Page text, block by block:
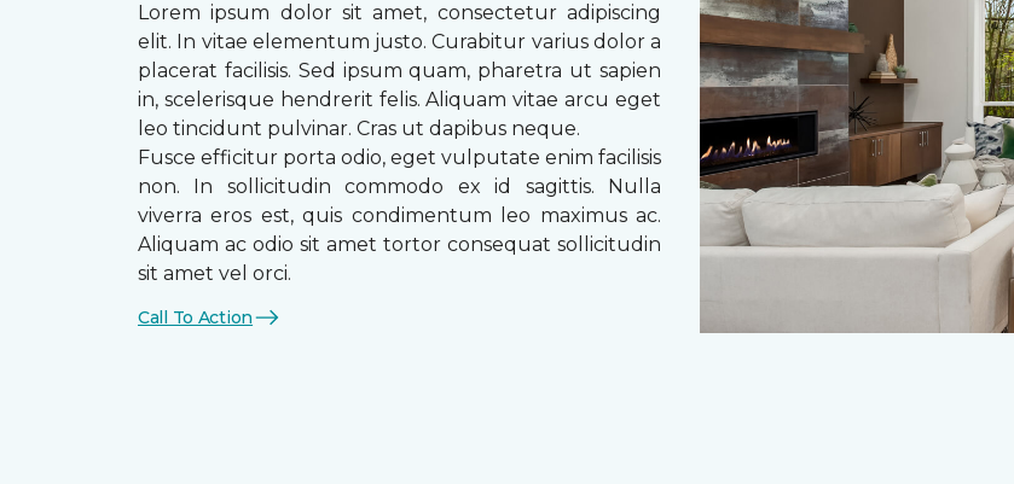
Lorem ipsum dolor sit amet, consectetur adipiscing
elit. In vitae elementum justo. Curabitur varius dolor a
placerat facilisis. Sed ipsum quam, pharetra ut sapien
in, scelerisque hendrerit felis. Aliquam vitae arcu eget
leo tincidunt pulvinar. Cras ut dapibus neque.
Fusce efficitur porta odio, eget vulputate enim facilisis
non. In sollicitudin commodo ex id sagittis. Nulla
viverra eros est, quis condimentum leo maximus ac.
Aliquam ac odio sit amet tortor consequat sollicitudin
sit amet vel orci.
Call To Action